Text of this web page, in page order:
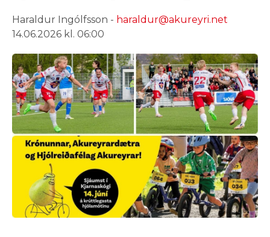
Haraldur Ingólfsson - haraldur@akureyri.net
14.06.2026 kl. 06:00